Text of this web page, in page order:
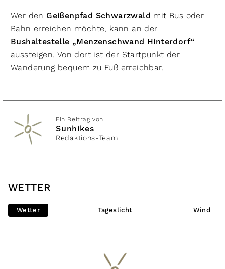
Wer den Geißenpfad Schwarzwald mit Bus oder
Bahn erreichen möchte, kann an der
Bushaltestelle „Menzenschwand Hinterdorf“
aussteigen. Von dort ist der Startpunkt der
Wanderung bequem zu Fuß erreichbar.
Ein Beitrag von
Sunhikes
Redaktions-Team
WETTER
Wetter Tageslicht Wind